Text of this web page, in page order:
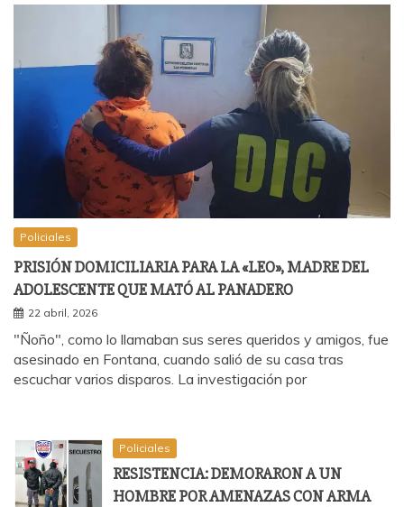
Policiales
PRISIÓN DOMICILIARIA PARA LA «LEO», MADRE DEL
ADOLESCENTE QUE MATÓ AL PANADERO
22 abril, 2026
"Ñoño", como lo llamaban sus seres queridos y amigos, fue
asesinado en Fontana, cuando salió de su casa tras
escuchar varios disparos. La investigación por
Policiales
RESISTENCIA: DEMORARON A UN
HOMBRE POR AMENAZAS CON ARMA